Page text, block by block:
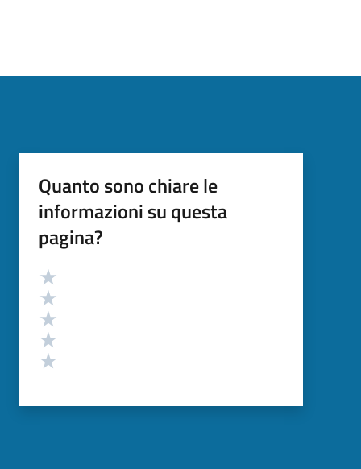
Quanto sono chiare le
informazioni su questa
pagina?
Valutazione